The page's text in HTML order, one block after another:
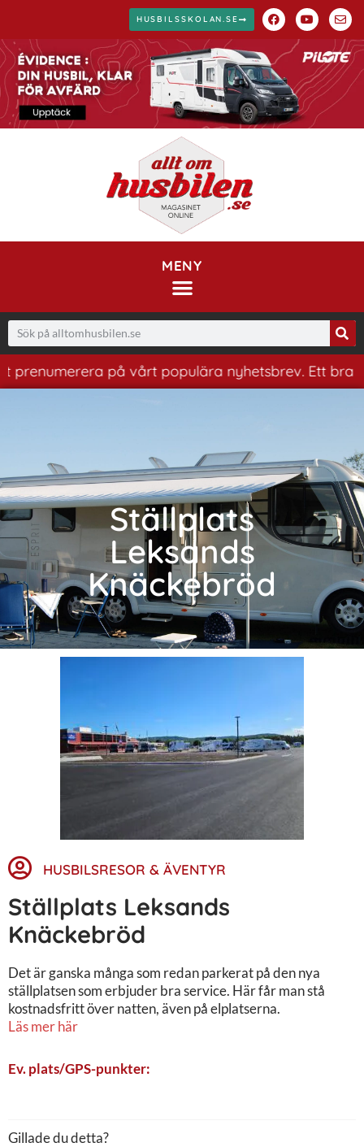
HUSBILSSKOLAN.SE
MENY
på vårt populära nyhetsbrev. Ett bra
Ställplats
Leksands
Knäckebröd
HUSBILSRESOR & ÄVENTYR
Ställplats Leksands
Knäckebröd
Det är ganska många som redan parkerat på den nya
ställplatsen som erbjuder bra service. Här får man stå
kostnadsfritt över natten, även på elplatserna.
Läs mer här
Ev. plats/GPS-punkter:
Gillade du detta?